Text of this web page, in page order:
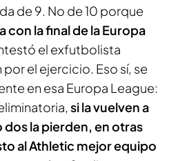
de 9. No de 10 porque
con la final de la Europa
el exfutbolista
el ejercicio. Eso sí, se
en esa Europa League:
si la vuelven a
dos la pierden, en otras
al Athletic mejor equipo